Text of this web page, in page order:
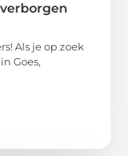
Als je op zoek
Goes,